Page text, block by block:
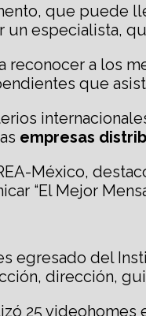
que puede
especialista,
reconocer a los
que
empresas
México,
“El Mejor
egresado del
dirección,
25